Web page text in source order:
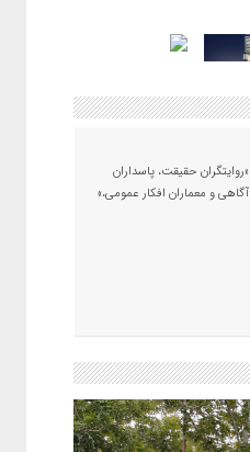
«روایتگران حقیقت، پاسداران
آگاهی و معماران افکار عمومی،»